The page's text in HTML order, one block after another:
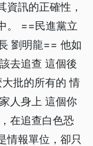
資訊的正確性，
。 ==民進黨立
劉明龍== 他如
去追查 這個後
批的所有的 情
人身上 這個你
在追查白色恐
情報單位，卻只